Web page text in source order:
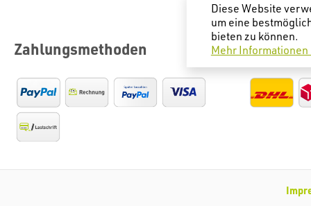
Zahlungsmethoden
Diese Website
um eine
bieten zu können.
Mehr Informationen